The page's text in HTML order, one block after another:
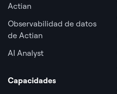
Actian
Observabilidad de datos
de Actian
AI Analyst
Capacidades